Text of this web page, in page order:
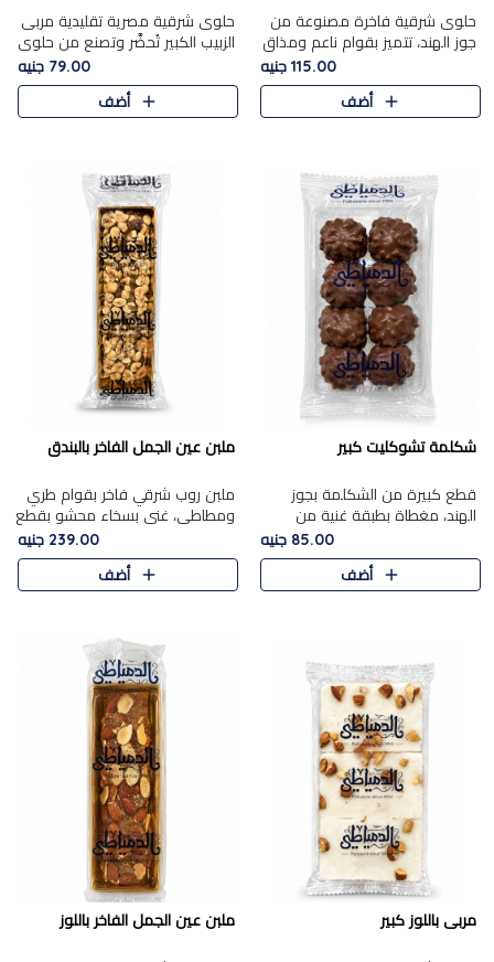
حلوى شرقية فاخرة مصنوعة من
جوز الهند، تتميز بقوام ناعم ومذاق
غني، وتزين بقطع من الفستق
الفاخر التي تضيف عليها قرمشة
115.00 جنيه
أضف
حلوى شرقية مصرية تقليدية مربى
الزبيب الكبير تُحضَّر وتصنع من حلوي
جوز الهند باسد بقوام طري ومذاق
غني، وتُزين وتغطا بحبات الزبيب
الذهبي التي ..
79.00 جنيه
أضف
شكلمة تشوكليت كبير
قطع كبيرة من الشكلمة بجوز
الهند، مغطاة بطبقة غنية من
الشوكولاتة الفاخرة لتجمع بين
القوام الطري من الداخل مركز جوز
الهند المطاطي والمذاق الغن..
85.00 جنيه
أضف
ملبن عين الجمل الفاخر بالبندق
ملبن روب شرقي فاخر بقوام طري
ومطاطي، غني بسخاء محشو بقطع
عين الجمل والبندق المحمص التي
تضيف قرمشة مميزة مُرضية
ونكهة جوزية غنية في كل
239.00 جنيه
أضف
مربى باللوز كبير ملبن عين الجمل الفاخر باللوز